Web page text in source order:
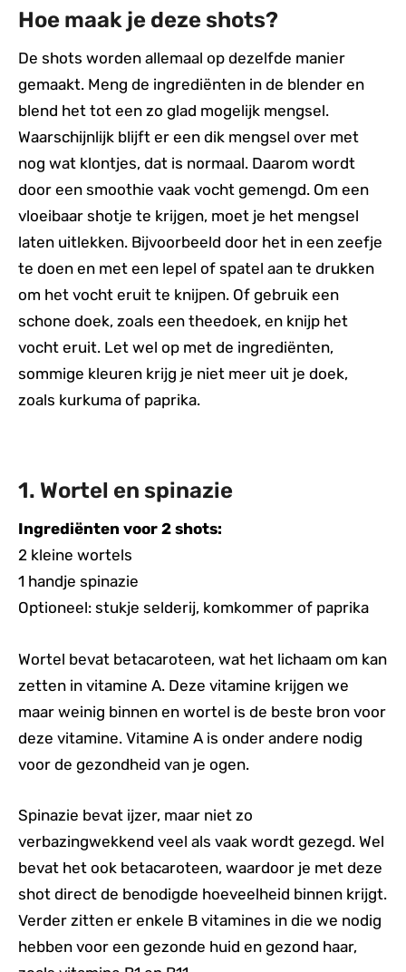
Hoe maak je deze shots?
De shots worden allemaal op dezelfde manier
gemaakt. Meng de ingrediënten in de blender en
blend het tot een zo glad mogelijk mengsel.
Waarschijnlijk blijft er een dik mengsel over met
nog wat klontjes, dat is normaal. Daarom wordt
door een smoothie vaak vocht gemengd. Om een
vloeibaar shotje te krijgen, moet je het mengsel
laten uitlekken. Bijvoorbeeld door het in een zeefje
te doen en met een lepel of spatel aan te drukken
om het vocht eruit te knijpen. Of gebruik een
schone doek, zoals een theedoek, en knijp het
vocht eruit. Let wel op met de ingrediënten,
sommige kleuren krijg je niet meer uit je doek,
zoals kurkuma of paprika.
1. Wortel en spinazie
Ingrediënten voor 2 shots:
2 kleine wortels
1 handje spinazie
Optioneel: stukje selderij, komkommer of paprika
Wortel bevat betacaroteen, wat het lichaam om kan
zetten in vitamine A. Deze vitamine krijgen we
maar weinig binnen en wortel is de beste bron voor
deze vitamine. Vitamine A is onder andere nodig
voor de gezondheid van je ogen.
Spinazie bevat ijzer, maar niet zo
verbazingwekkend veel als vaak wordt gezegd. Wel
bevat het ook betacaroteen, waardoor je met deze
shot direct de benodigde hoeveelheid binnen krijgt.
Verder zitten er enkele B vitamines in die we nodig
hebben voor een gezonde huid en gezond haar,